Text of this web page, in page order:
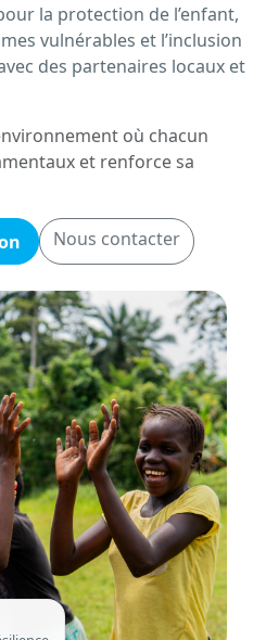
la protection de l’enfant,
vulnérables et l’inclusion
des partenaires locaux et
où chacun
et renforce sa
Nous contacter